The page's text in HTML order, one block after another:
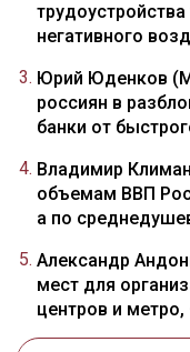
негативного
Юрий Юденков
россиян в
банки от
Владимир
объемам ВВП
а по
Александр
мест для
центров и